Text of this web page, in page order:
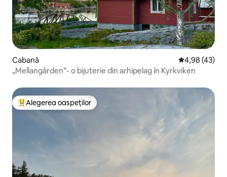
Cabană Scor mediu
4,98 (43)
„Mellangården”- o bijuterie din arhipelag în Kyrkviken
Locuință din topul categoriei Alegerea oaspeților
Alegerea oaspeților